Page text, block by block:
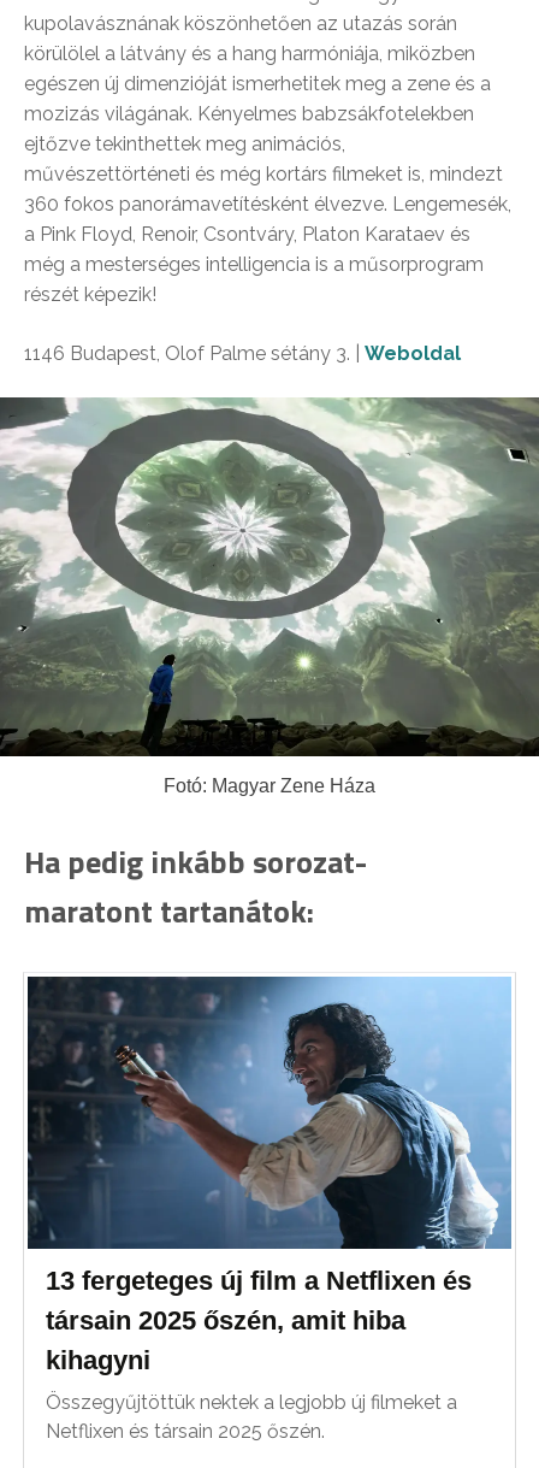
kupolavásznának köszönhetően az utazás során
körülölel a látvány és a hang harmóniája, miközben
egészen új dimenzióját ismerhetitek meg a zene és a
mozizás világának. Kényelmes babzsákfotelekben
ejtőzve tekinthettek meg animációs,
művészettörténeti és még kortárs filmeket is, mindezt
360 fokos panorámavetítésként élvezve. Lengemesék,
a Pink Floyd, Renoir, Csontváry, Platon Karataev és
még a mesterséges intelligencia is a műsorprogram
részét képezik!
1146 Budapest, Olof Palme sétány 3. Weboldal
Fotó: Magyar Zene Háza
Ha pedig inkább sorozat-
maratont tartanátok:
13 fergeteges új film a Netflixen és
társain 2025 őszén, amit hiba
kihagyni
Összegyűjtöttük nektek a legjobb új filmeket a
Netflixen és társain 2025 őszén.